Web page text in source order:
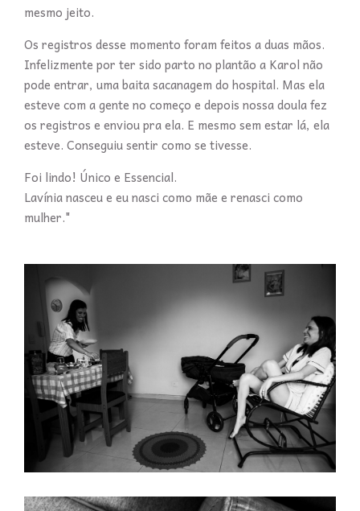
mesmo jeito.
Os registros desse momento foram feitos a duas mãos.
Infelizmente por ter sido parto no plantão a Karol não
pode entrar, uma baita sacanagem do hospital. Mas ela
esteve com a gente no começo e depois nossa doula fez
os registros e enviou pra ela. E mesmo sem estar lá, ela
esteve. Conseguiu sentir como se tivesse.
Foi lindo! Único e Essencial.
Lavínia nasceu e eu nasci como mãe e renasci como
mulher."